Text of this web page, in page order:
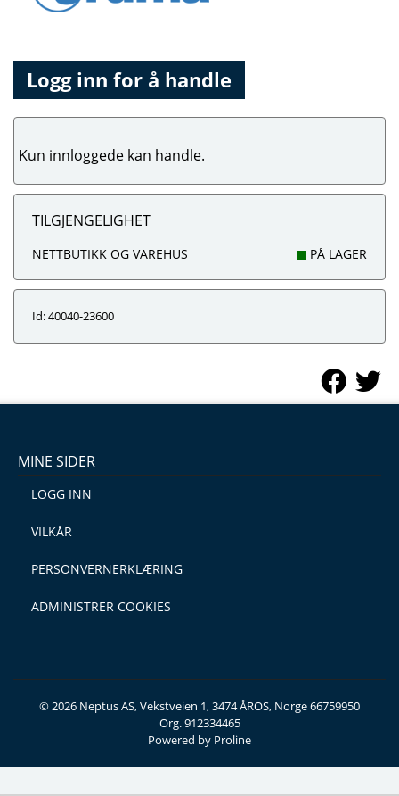
Logg inn for å handle
Kun innloggede kan handle.
TILGJENGELIGHET
NETTBUTIKK OG VAREHUS PÅ LAGER
Id: 40040-23600
MINE SIDER
LOGG INN
VILKÅR
PERSONVERNERKLÆRING
ADMINISTRER COOKIES
© 2026 Neptus AS, Vekstveien 1, 3474 ÅROS, Norge 66759950
Org. 912334465
Powered by Proline